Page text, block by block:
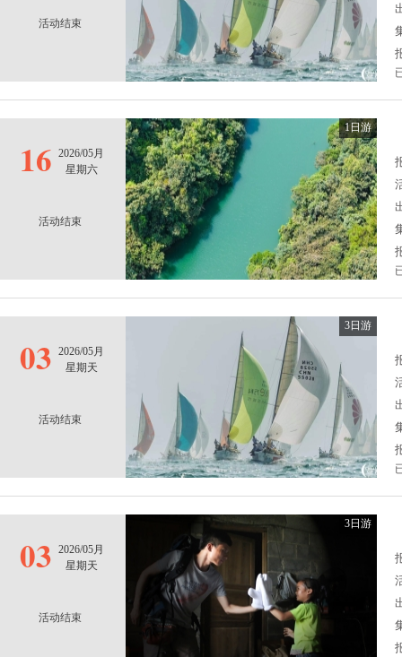
活动结束
16 2026/05月
星期六
活动结束
1日游
03 2026/05月
星期天
活动结束
3日游
03 2026/05月
星期天
活动结束
3日游